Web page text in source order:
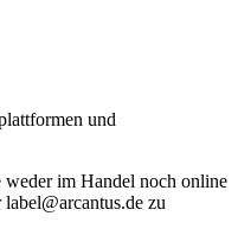
und
weder im Handel noch online
zu